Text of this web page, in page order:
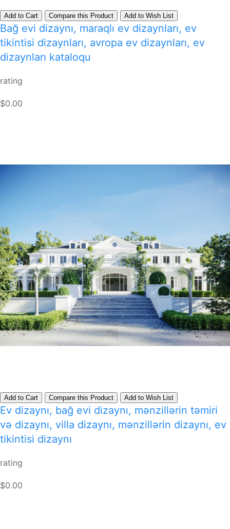
Add to Cart Compare this Product Add to Wish List
Bağ evi dizaynı, maraqlı ev dizaynları, ev
tikintisi dizaynları, avropa ev dizaynları, ev
dizaynları kataloqu
rating
$0.00
Add to Cart Compare this Product Add to Wish List
Ev dizaynı, bağ evi dizaynı, mənzillərin təmiri
və dizaynı, villa dizaynı, mənzillərin dizaynı, ev
tikintisi dizaynı
rating
$0.00